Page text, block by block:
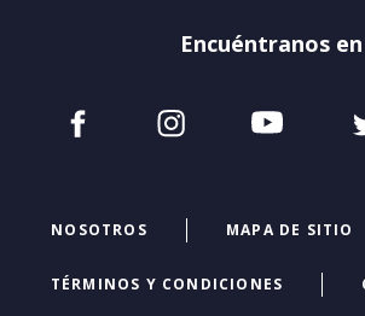
Encuéntranos en
NOSOTROS MAPA DE SITIO
TÉRMINOS Y CONDICIONES